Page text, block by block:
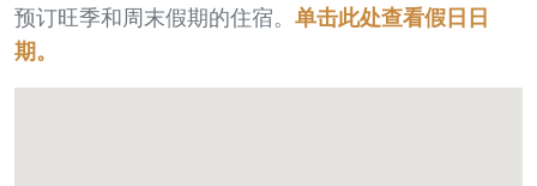
预订旺季和周末假期的住宿。 单击此处查看假日日
期。